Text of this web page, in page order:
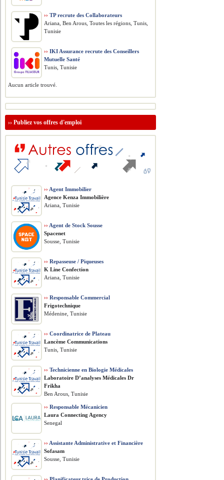
›› TP recrute des Collaborateurs
Ariana, Ben Arous, Toutes les régions, Tunis,
Tunisie
›› IKI Assurance recrute des Conseillers
Mutuelle Santé
Tunis, Tunisie
Aucun article trouvé.
››Publiez vos offres d'emploi
›› Agent Immobilier
Agence Kenza Immobilière
Ariana, Tunisie
›› Agent de Stock Sousse
Spacenet
Sousse, Tunisie
›› Repasseuse / Piqueuses
K Line Confection
Ariana, Tunisie
›› Responsable Commercial
Frigotechnique
Médenine, Tunisie
›› Coordinatrice de Plateau
Lancème Communications
Tunis, Tunisie
›› Technicienne en Biologie Médicales
Laboratoire D’analyses Médicales Dr
Frikha
Ben Arous, Tunisie
›› Responsable Mécanicien
Laura Connecting Agency
Senegal
›› Assistante Administrative et Financière
Sofasam
Sousse, Tunisie